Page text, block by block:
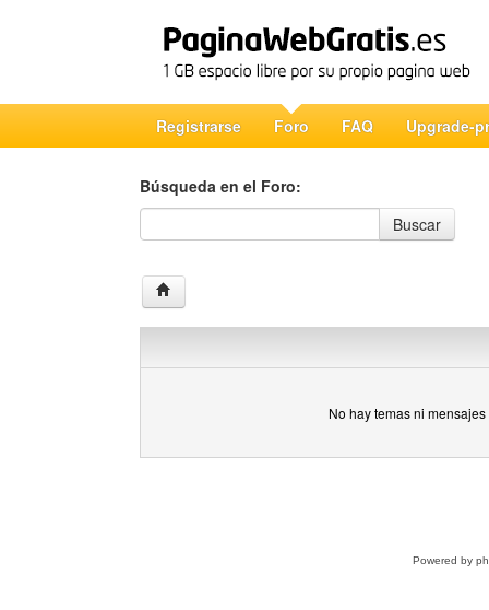
Registrarse Foro FAQ Upgrade-
Búsqueda en el Foro:
Búsqueda en el Foro
Buscar
No hay temas ni
Powered by